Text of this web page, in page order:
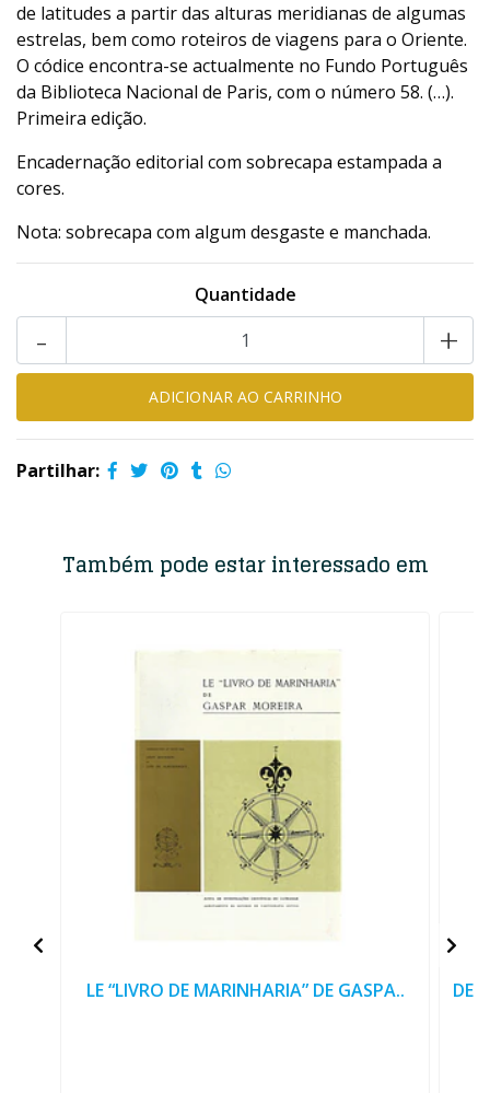
de latitudes a partir das alturas meridianas de algumas
estrelas, bem como roteiros de viagens para o Oriente.
O códice encontra-se actualmente no Fundo Português
da Biblioteca Nacional de Paris, com o número 58. (…).
Primeira edição.
Encadernação editorial com sobrecapa estampada a
cores.
Nota: sobrecapa com algum desgaste e manchada.
Quantidade
+
-
Partilhar:
Também pode estar interessado em
LE “LIVRO DE MARINHARIA” DE GASPA..